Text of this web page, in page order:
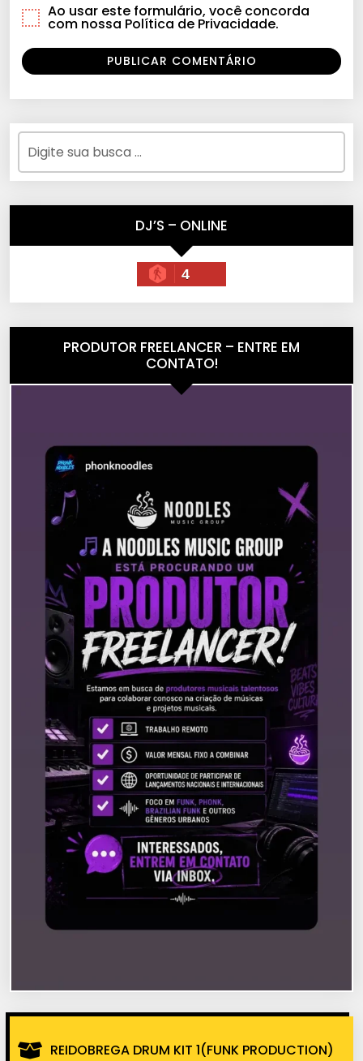
Ao usar este formulário, você concorda
com nossa Política de Privacidade.
DJ’S – ONLINE
4
PRODUTOR FREELANCER – ENTRE EM
CONTATO!
REIDOBREGA DRUM KIT 1(FUNK PRODUCTION)